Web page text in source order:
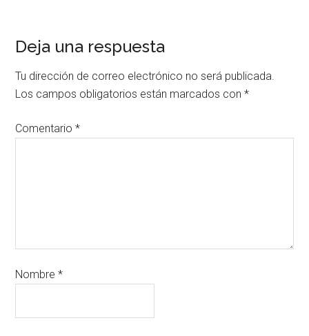
Deja una respuesta
Tu dirección de correo electrónico no será publicada.
Los campos obligatorios están marcados con*
Comentario*
Nombre*